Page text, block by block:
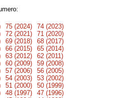
75 (2024)
74 (2023)
72 (2021)
71 (2020)
69 (2018)
68 (2017)
66 (2015)
65 (2014)
63 (2012)
62 (2011)
60 (2009)
59 (2008)
57 (2006)
56 (2005)
54 (2003)
53 (2002)
51 (2000)
50 (1999)
48 (1997)
47 (1996)